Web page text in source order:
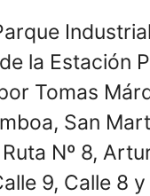
la Estación
Tomas
San
Nº 8,
9, Calle 8